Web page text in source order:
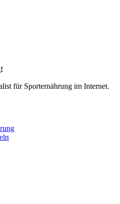
für Sporternährung im Internet.